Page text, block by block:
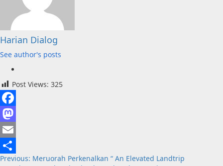
Harian Dialog
See author's posts
Post Views: 325
Facebook
Mastodon
Email
Share
Post
Previous: Meruorah Perkenalkan “ An Elevated Landtrip